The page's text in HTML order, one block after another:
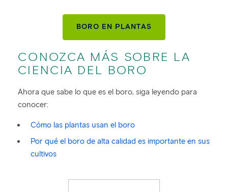
BORO EN PLANTAS
CONOZCA MÁS SOBRE LA
CIENCIA DEL BORO
Ahora que sabe lo que es el boro, siga leyendo para
conocer:
Cómo las plantas usan el boro
Por qué el boro de alta calidad es importante en sus
cultivos